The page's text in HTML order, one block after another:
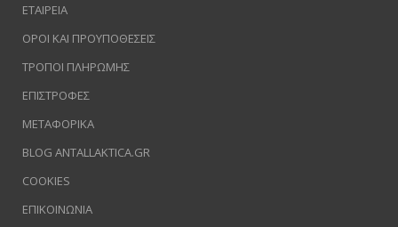
ΕΤΑΙΡΕΙΑ
ΟΡΟΙ ΚΑΙ ΠΡΟΥΠΟΘΕΣΕΙΣ
ΤΡΟΠΟΙ ΠΛΗΡΩΜΗΣ
ΕΠΙΣΤΡΟΦΕΣ
ΜΕΤΑΦΟΡΙΚΑ
BLOG ANTALLAKTICA.GR
COOKIES
ΕΠΙΚΟΙΝΩΝΙΑ